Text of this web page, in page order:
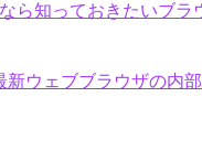
ら知っておきたいブ
新ウェブブラウザの内